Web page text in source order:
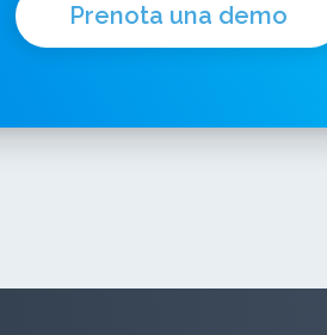
Prenota una demo